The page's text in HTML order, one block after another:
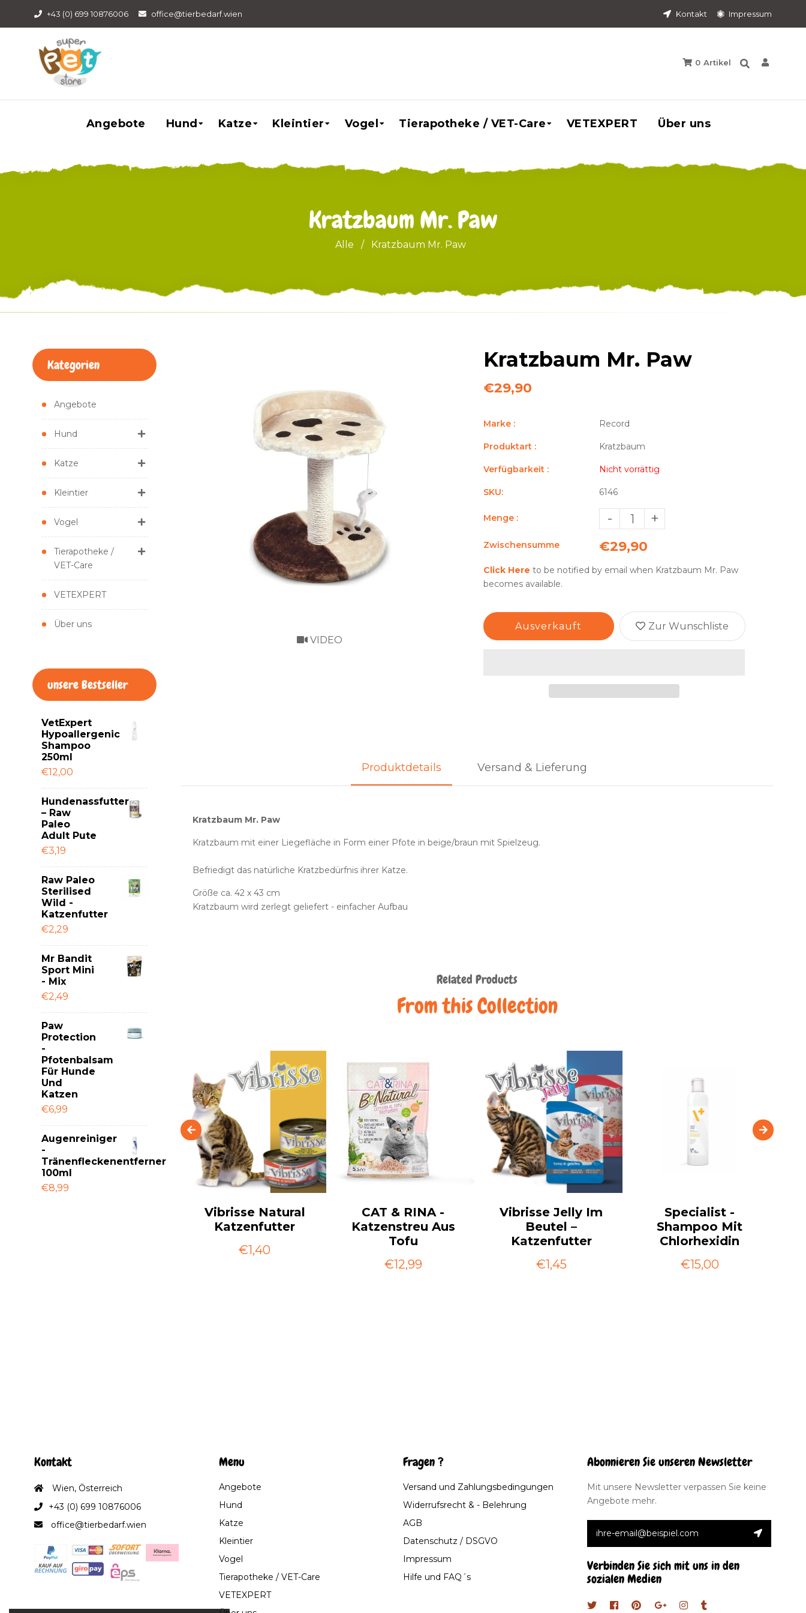
+43 (0) 699 10876006 office@tierbedarf.wien Kontakt Impressum
0 Artikel
Angebote Hund Katze Kleintier Vogel Tierapotheke / VET-Care VETEXPERT Über uns
Kratzbaum Mr. Paw
Alle / Kratzbaum Mr. Paw
Kategorien
Angebote
Hund
Katze
Kleintier
Vogel
Tierapotheke /
VET-Care
VETEXPERT
Über uns
unsere Bestseller
VetExpert
Hypoallergenic
Shampoo
250ml
€12,00
Hundenassfutter
– Raw
Paleo
Adult Pute
€3,19
Raw Paleo
Sterilised
Wild -
Katzenfutter
€2,29
Mr Bandit
Sport Mini
- Mix
€2,49
Paw
Protection
-
Pfotenbalsam
Für Hunde
Und
Katzen
€6,99
Augenreiniger
-
Tränenfleckenentferner
100ml
€8,99
VIDEO
Kratzbaum Mr. Paw
€29,90
Marke : Record
Produktart : Kratzbaum
Verfügbarkeit : Nicht vorrättig
SKU: 6146
Menge : - +
Zwischensumme €29,90
Click Here to be notified by email when Kratzbaum Mr. Paw
becomes available.
Ausverkauft Zur Wunschliste
Produktdetails Versand & Lieferung
Kratzbaum Mr. Paw
Kratzbaum mit einer Liegefläche in Form einer Pfote in beige/braun mit Spielzeug.
Befriedigt das natürliche Kratzbedürfnis ihrer Katze.
Größe ca. 42 x 43 cm
Kratzbaum wird zerlegt geliefert - einfacher Aufbau
Related Products
From this Collection
Vibrisse Natural
Katzenfutter
€1,40
CAT & RINA -
Katzenstreu Aus
Tofu
€12,99
Vibrisse Jelly Im
Beutel –
Katzenfutter
€1,45
Specialist -
Shampoo Mit
Chlorhexidin
€15,00
Kontakt
Wien, Österreich
+43 (0) 699 10876006
office@tierbedarf.wien
Menu
Angebote
Hund
Katze
Kleintier
Vogel
Tierapotheke / VET-Care
VETEXPERT
Fragen ?
Versand und Zahlungsbedingungen
Widerrufsrecht & - Belehrung
AGB
Datenschutz / DSGVO
Impressum
Hilfe und FAQ´s
Abonnieren Sie unseren Newsletter
Mit unsere Newsletter verpassen Sie keine
Angebote mehr.
Verbinden Sie sich mit uns in den
sozialen Medien